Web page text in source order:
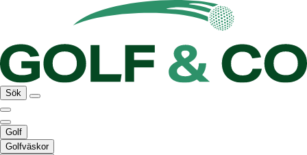
Sök
Golf
Golfväskor